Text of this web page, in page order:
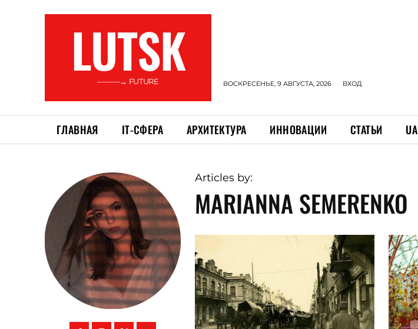
LUTSK
———→ FUTURE ВОСКРЕСЕНЬЕ, 9 АВГУСТА, 2026 ВХОД
ГЛАВНАЯ ІТ-СФЕРА АРХИТЕКТУРА ИННОВАЦИИ СТАТЬИ UA
Articles by:
MARIANNA SEMERENKO